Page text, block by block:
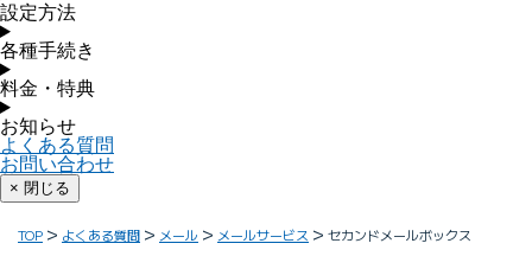
設定方法
各種手続き
料金・特典
お知らせ
よくある質問
お問い合わせ
× 閉じる
TOP よくある質問 メール メールサービス セカンドメールボックス